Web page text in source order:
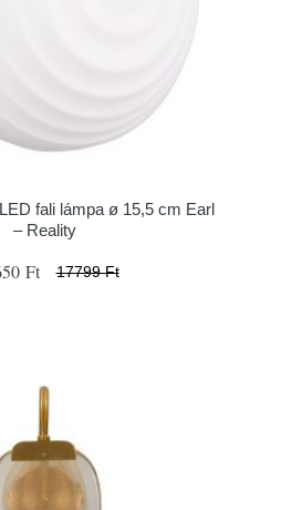
fali lámpa ø 15,5 cm Earl
– Reality
Ft 17799 Ft